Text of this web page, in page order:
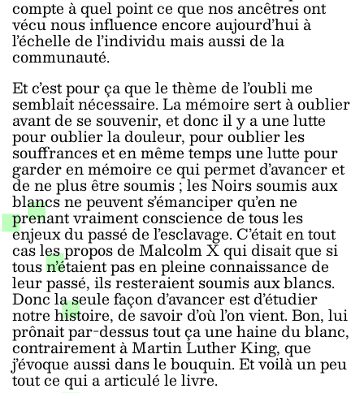
compte à quel point ce que nos ancêtres ont
vécu nous influence encore aujourd’hui à
l’échelle de l’individu mais aussi de la
communauté.
Et c’est pour ça que le thème de l’oubli me
semblait nécessaire. La mémoire sert à oublier
avant de se souvenir, et donc il y a une lutte
pour oublier la douleur, pour oublier les
souffrances et en même temps une lutte pour
garder en mémoire ce qui permet d’avancer et
de ne plus être soumis ; les Noirs soumis aux
blancs ne peuvent s’émanciper qu’en ne
prenant vraiment conscience de tous les
enjeux du passé de l’esclavage. C’était en tout
cas les propos de Malcolm X qui disait que si
tous n’étaient pas en pleine connaissance de
leur passé, ils resteraient soumis aux blancs.
Donc la seule façon d’avancer est d’étudier
notre histoire, de savoir d’où l’on vient. Bon, lui
prônait par-dessus tout ça une haine du blanc,
contrairement à Martin Luther King, que
j’évoque aussi dans le bouquin. Et voilà un peu
tout ce qui a articulé le livre.